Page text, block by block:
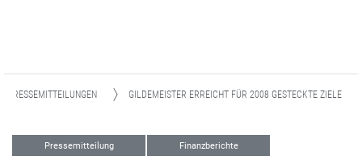
PRESSEMITTEILUNGEN GILDEMEISTER ERREICHT FÜR 2008 GESTECKTE ZIELE
Pressemitteilung Finanzberichte